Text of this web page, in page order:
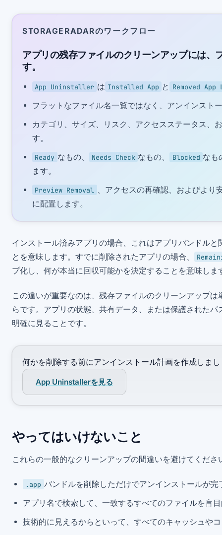
STORAGERADARのワークフロー
アプリの残存ファイルのクリーンアップには、
す。
App Uninstaller は Installed App と Removed
フラットなファイル名一覧ではなく、アンインスト
カテゴリ、サイズ、リスク、アクセスステータス、
す。
Ready なもの、 Needs Check なもの、 Blocked なも
ます。
Preview Removal
、アクセスの再確認、およびよ
に配置します。
インストール済みアプリの場合、これはアプリバンドル
とを意味します。すでに削除されたアプリの場合、
プ化し、何が本当に回収可能かを決定することを意味しま
この違いが重要なのは、残存ファイルのクリーンアップ
らです。アプリの状態、共有データ、または保護された
明確に見ることです。
何かを削除する前にアンインストール計画を作成しま
App Uninstallerを見る
やってはいけないこと
これらの一般的なクリーンアップの間違いを避けてくださ
.app バンドルを削除しただけでアンインストールが完
アプリ名で検索して、一致するすべてのファイルを盲
技術的に見えるからといって、すべてのキャッシュや